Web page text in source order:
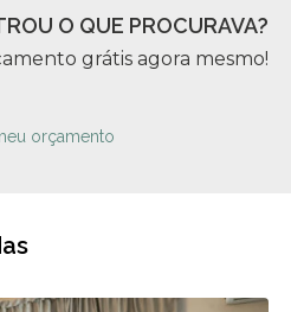
O QUE PROCURAVA?
grátis agora mesmo!
orçamento